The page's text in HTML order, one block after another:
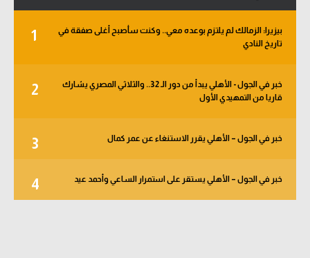
1
بيزيرا: الزمالك لم يلتزم بوعده معي.. وكنت سأصبح أغلى صفقة في
تاريخ النادي
2
خبر في الجول - الأهلي يبدأ من دور الـ 32.. والثلاثي المصري يشارك
قاريا من التمهيدي الأول
3 خبر في الجول – الأهلي يقرر الاستنغاء عن عمر كمال
4 خبر في الجول – الأهلي يستقر على استمرار الساعي وأحمد عيد